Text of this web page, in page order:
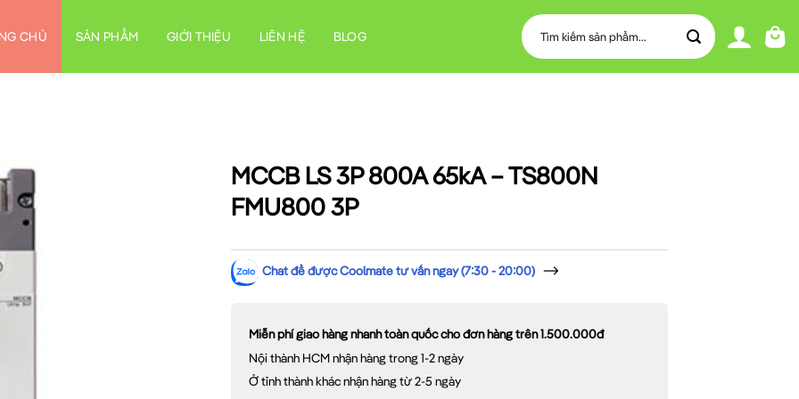
CHỦ SẢN PHẨM GIỚI THIỆU LIÊN HỆ BLOG
Tìm
kiếm:
MCCB LS 3P 800A 65kA – TS800N
FMU800 3P
Chat để được Coolmate tư vấn ngay (7:30 - 20:00)
Miễn phí giao hàng nhanh toàn quốc cho đơn hàng trên 1.500.000đ
Nội thành HCM nhận hàng trong 1-2 ngày
Ở tỉnh thành khác nhận hàng từ 2-5 ngày